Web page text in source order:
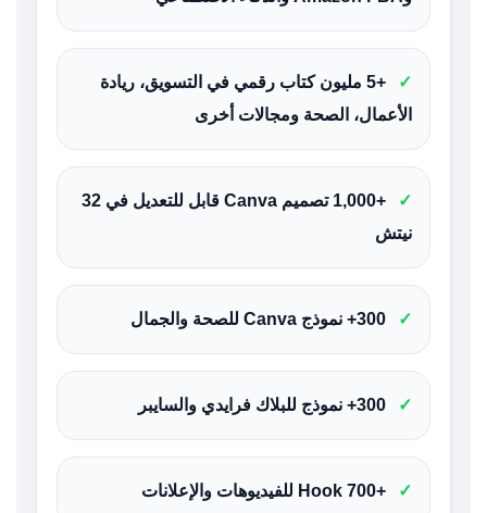
✓
+5 مليون كتاب رقمي في التسويق، ريادة
الأعمال، الصحة ومجالات أخرى
✓
+1,000 تصميم Canva قابل للتعديل في 32
نيتش
✓
✓
✓ +700 Hook للفيديوهات والإعلانات